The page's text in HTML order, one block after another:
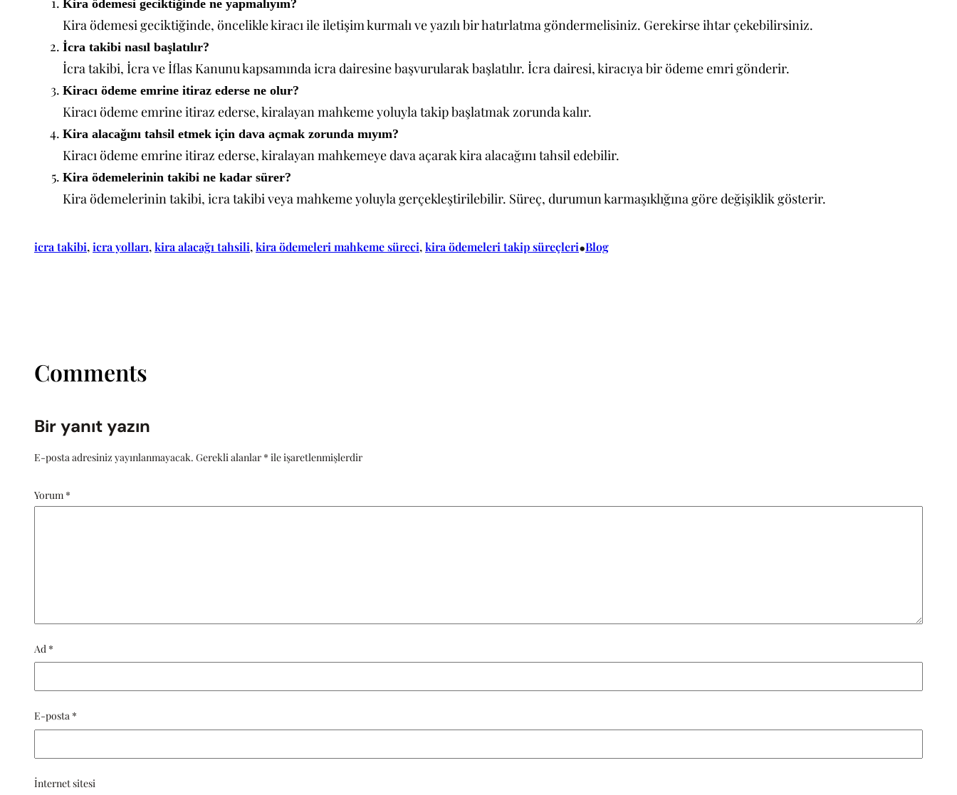
Kira ödemesi geciktiğinde ne yapmalıyım?
Kira ödemesi geciktiğinde, öncelikle kiracı ile iletişim kurmalı ve yazılı bir hatırlatma göndermelisiniz. Gerekirse ihtar çekebilirsiniz.
İcra takibi nasıl başlatılır?
İcra takibi, İcra ve İflas Kanunu kapsamında icra dairesine başvurularak başlatılır. İcra dairesi, kiracıya bir ödeme emri gönderir.
Kiracı ödeme emrine itiraz ederse ne olur?
Kiracı ödeme emrine itiraz ederse, kiralayan mahkeme yoluyla takip başlatmak zorunda kalır.
Kira alacağını tahsil etmek için dava açmak zorunda mıyım?
Kiracı ödeme emrine itiraz ederse, kiralayan mahkemeye dava açarak kira alacağını tahsil edebilir.
Kira ödemelerinin takibi ne kadar sürer?
Kira ödemelerinin takibi, icra takibi veya mahkeme yoluyla gerçekleştirilebilir. Süreç, durumun karmaşıklığına göre değişiklik gösterir.
icra takibi, icra yolları, kira alacağı tahsili, kira ödemeleri mahkeme süreci, kira ödemeleri takip süreçleri•Blog
Comments
Bir yanıt yazın
E-posta adresiniz yayınlanmayacak. Gerekli alanlar * ile işaretlenmişlerdir
Yorum *
Ad *
E-posta *
İnternet sitesi